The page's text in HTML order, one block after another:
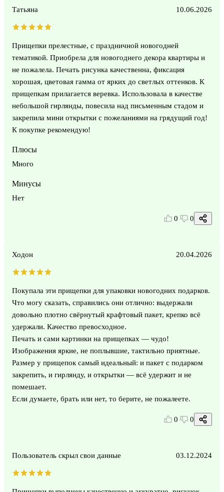
Татьяна 10.06.2026
Прищепки прелестные, с праздничной новогодней
тематикой. Приобрела для новогоднего декора квартиры и
не пожалела. Печать рисунка качественна, фиксация
хорошая, цветовая гамма от ярких до светлых оттенков. К
прищепкам прилагается веревка. Использовала в качестве
небольшой гирлянды, повесила над письменным стадом и
закрепила мини открытки с пожеланиями на грядущий год!
К покупке рекомендую!
Плюсы
Много
Минусы
Нет
0 0
Ходон 20.04.2026
Покупала эти прищепки для упаковки новогодних подарков.
Что могу сказать, справились они отлично: выдержали
довольно плотно свёрнутый крафтовый пакет, крепко всё
удержали. Качество превосходное.
Печать и сами картинки на прищепках — чудо!
Изображения яркие, не поплывшие, тактильно приятные.
Размер у прищепок самый идеальный: и пакет с подарком
закрепить, и гирлянду, и открытки — всё удержит и не
помешает.
Если думаете, брать или нет, то берите, не пожалеете.
0 0
Пользователь скрыл свои данные 03.12.2024